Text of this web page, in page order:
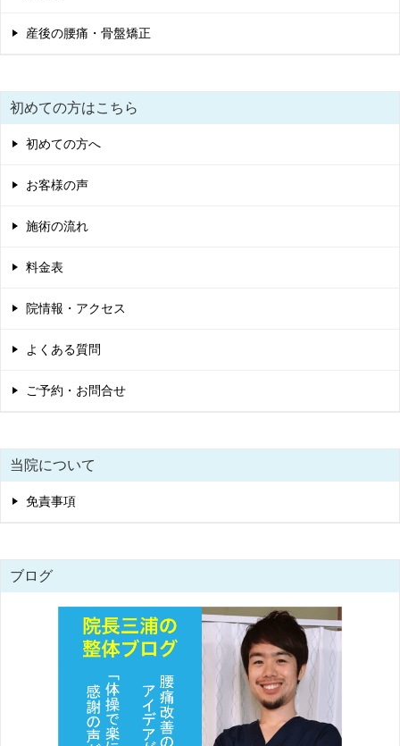
産後の腰痛・骨盤矯正
初めての方はこちら
初めての方へ
お客様の声
施術の流れ
料金表
院情報・アクセス
よくある質問
ご予約・お問合せ
当院について
免責事項
ブログ